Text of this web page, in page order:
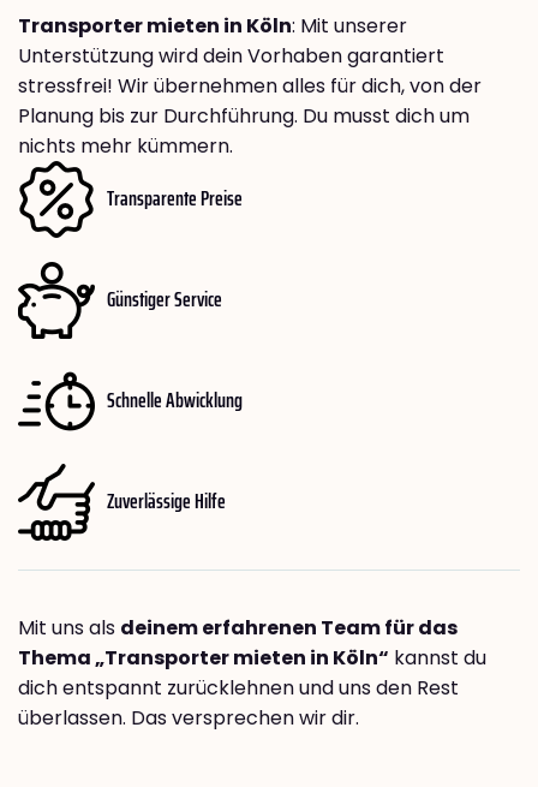
Transporter mieten in Köln: Mit unserer
Unterstützung wird dein Vorhaben garantiert
stressfrei! Wir übernehmen alles für dich, von der
Planung bis zur Durchführung. Du musst dich um
nichts mehr kümmern.
Transparente Preise
Günstiger Service
Schnelle Abwicklung
Zuverlässige Hilfe
Mit uns als deinem erfahrenen Team für das
Thema „Transporter mieten in Köln“ kannst du
dich entspannt zurücklehnen und uns den Rest
überlassen. Das versprechen wir dir.